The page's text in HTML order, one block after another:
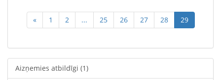
« 1 2 ... 25 26 27 28 29
Aizņemies atbildīgi (1)